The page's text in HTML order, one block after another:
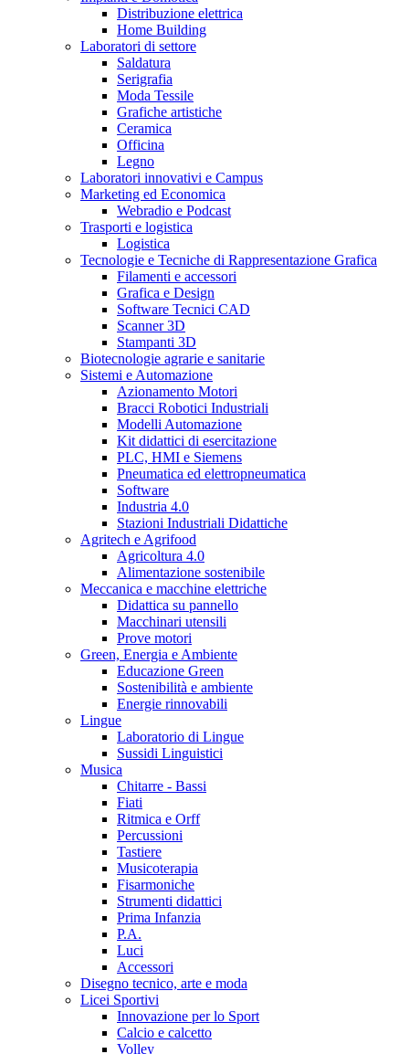
Distribuzione elettrica
Home Building
Laboratori di settore
Saldatura
Serigrafia
Moda Tessile
Grafiche artistiche
Ceramica
Officina
Legno
Laboratori innovativi e Campus
Marketing ed Economica
Webradio e Podcast
Trasporti e logistica
Logistica
Tecnologie e Tecniche di Rappresentazione Grafica
Filamenti e accessori
Grafica e Design
Software Tecnici CAD
Scanner 3D
Stampanti 3D
Biotecnologie agrarie e sanitarie
Sistemi e Automazione
Azionamento Motori
Bracci Robotici Industriali
Modelli Automazione
Kit didattici di esercitazione
PLC, HMI e Siemens
Pneumatica ed elettropneumatica
Software
Industria 4.0
Stazioni Industriali Didattiche
Agritech e Agrifood
Agricoltura 4.0
Alimentazione sostenibile
Meccanica e macchine elettriche
Didattica su pannello
Macchinari utensili
Prove motori
Green, Energia e Ambiente
Educazione Green
Sostenibilità e ambiente
Energie rinnovabili
Lingue
Laboratorio di Lingue
Sussidi Linguistici
Musica
Chitarre - Bassi
Fiati
Ritmica e Orff
Percussioni
Tastiere
Musicoterapia
Fisarmoniche
Strumenti didattici
Prima Infanzia
P.A.
Luci
Accessori
Disegno tecnico, arte e moda
Licei Sportivi
Innovazione per lo Sport
Calcio e calcetto
Volley